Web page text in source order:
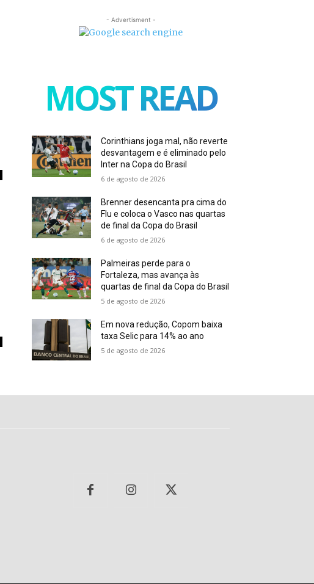
- Advertisment -
MOST READ
Corinthians joga mal, não reverte
desvantagem e é eliminado pelo
Inter na Copa do Brasil
6 de agosto de 2026
Brenner desencanta pra cima do
Flu e coloca o Vasco nas quartas
de final da Copa do Brasil
6 de agosto de 2026
Palmeiras perde para o
Fortaleza, mas avança às
quartas de final da Copa do Brasil
5 de agosto de 2026
Em nova redução, Copom baixa
taxa Selic para 14% ao ano
5 de agosto de 2026